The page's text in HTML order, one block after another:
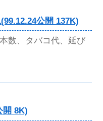
公開 137K)
数、タバコ代、延び
開 8K)